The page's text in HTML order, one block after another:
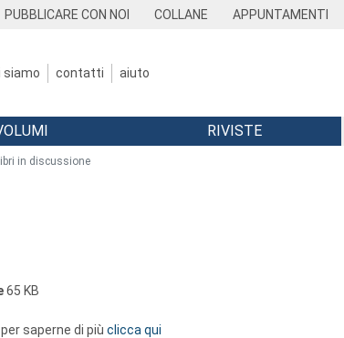
PUBBLICARE CON NOI COLLANE APPUNTAMENTI
siamo contatti aiuto
RIVISTE
in discussione
65 KB
saperne di più clicca qui